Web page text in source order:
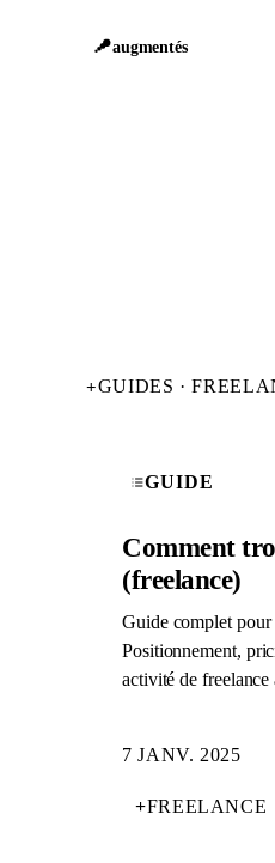
augmentés
+GUIDES ·
GUIDE
Comment
(freelance)
Guide complet pour
Positionnement,
activité de freelance
7 JANV. 2025
+FREELANCE